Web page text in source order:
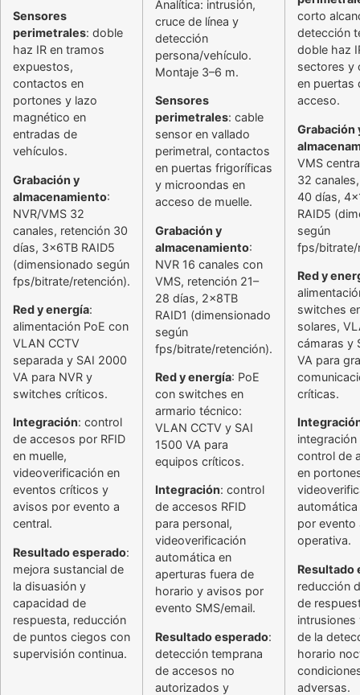
Sensores
perimetrales: doble
haz IR en tramos
expuestos,
contactos en
portones y lazo
magnético en
entradas de
vehículos.
Grabación y
almacenamiento:
NVR/VMS 32
canales, retención 30
días, 3x6TB RAID5
(dimensionado según
fps/bitrate/retención).
Red y energía:
alimentación PoE con
VLAN CCTV
separada y SAI 2000
VA para NVR y
switches críticos.
Integración: control
de accesos por RFID
en muelle,
videoverificación en
eventos críticos y
avisos por evento a
central.
Resultado esperado:
mejora sustancial de
la disuasión y
capacidad de
respuesta, reducción
de puntos ciegos con
supervisión continua.
Analítica: intrusión,
cruce de línea y
detección
persona/vehículo.
Montaje 3–6 m.
Sensores
perimetrales: cable
sensor en vallado
perimetral, contactos
en puertas frigoríficas
y microondas en
acceso de muelle.
Grabación y
almacenamiento:
NVR 16 canales con
VMS, retención 21–
28 días, 2x8TB
RAID1 (dimensionado
según
fps/bitrate/retención).
Red y energía: PoE
con switches en
armario técnico:
VLAN CCTV y SAI
1500 VA para
equipos críticos.
Integración: control
de accesos RFID
para personal,
videoverificación
automática en
aperturas fuera de
horario y avisos por
evento SMS/email.
Resultado esperado:
detección temprana
de accesos no
autorizados y
corto
detección
doble haz
sectores y
en puertas
acceso.
Grabación
VMS
32
40 días,
RAID5
según
fps/bitrate/
Red y
switches
solares,
cámaras y
VA para
críticas.
integración
control de
en
por evento
operativa.
Resultado
reducción
de
intrusiones
de la
horario
adversas.